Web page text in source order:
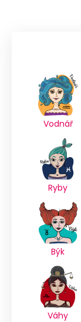
Vodnář
Ryby
Býk
Váhy